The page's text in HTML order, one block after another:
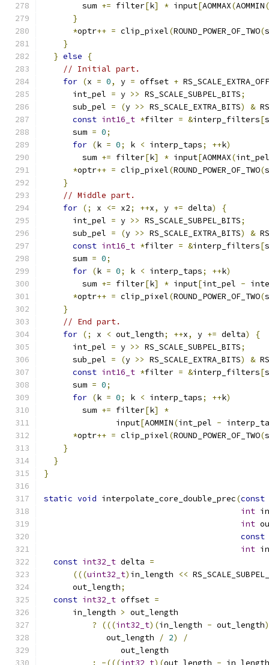
        sum
+= filter[k] * input[AOMMAX(AOMMIN(
}
*optr++ = clip_pixel(ROUND_POWER_OF_TWO(
}
} else
{
// Initial part.
for (x = 0, y = offset + RS_SCALE_EXTRA_OFF
      int_pel
= y >> RS_SCALE_SUBPEL_BITS;
      sub_pel
= (y >> RS_SCALE_EXTRA_BITS) &
const int16_t *filter = &interp_filters[
      sum
= 0;
for (k = 0; k < interp_taps; ++k)
        sum
+= filter[k] * input[AOMMAX(
*optr++ = clip_pixel(ROUND_POWER_OF_TWO(
}
// Middle part.
for (; x <= x2; ++x, y += delta)
{
      int_pel
= y >> RS_SCALE_SUBPEL_BITS;
      sub_pel
= (y >> RS_SCALE_EXTRA_BITS) &
const int16_t *filter = &interp_filters[
      sum
= 0;
for (k = 0; k < interp_taps; ++k)
        sum
+= filter[k] * input[int_pel -
*optr++ = clip_pixel(ROUND_POWER_OF_TWO(
}
// End part.
for (; x < out_length; ++x, y += delta)
{
      int_pel
= y >> RS_SCALE_SUBPEL_BITS;
      sub_pel
= (y >> RS_SCALE_EXTRA_BITS) &
const int16_t *filter = &interp_filters[
      sum
= 0;
for (k = 0; k < interp_taps; ++k)
        sum
+= filter[k]
*
               input
[AOMMIN(int_pel -
*optr++ = clip_pixel(ROUND_POWER_OF_TWO(
}
}
}
static void interpolate_core_double_prec(const
int
int
const
int
const int32_t delta =
(((uint32_t) in_length <<
      out_length
;
const int32_t offset =
      in_length
> out_length
?
(((int32_t)(in_length - out_length)
             out_length
/ 2)
/
                out_length
:
-(((int32_t)(out_length - in_length